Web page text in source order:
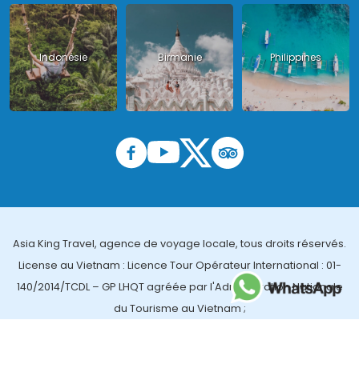
Indonésie Birmanie Philippines
Asia King Travel, agence de voyage locale, tous droits réservés.
License au Vietnam : Licence Tour Opérateur International : 01-
140/2014/TCDL – GP LHQT agréée par l'Administration Nationale
du Tourisme au Vietnam ;